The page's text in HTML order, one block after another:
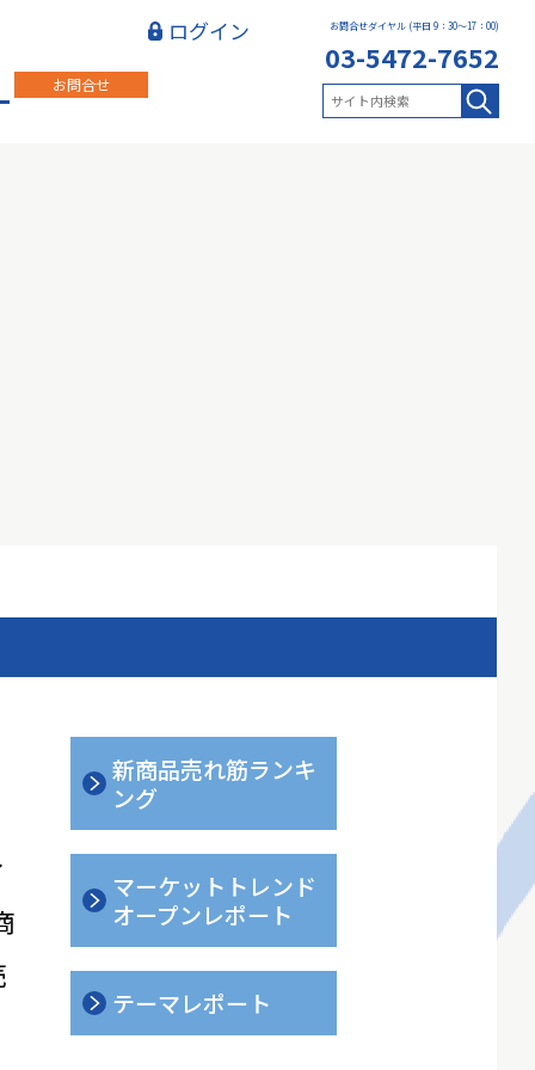
お問合せ
お問合せダイヤル (平日 9：30～17：00)
03-5472-7652
ログイン
新商品売れ筋ランキ
ング
マーケットトレンド
オープンレポート
テーマレポート